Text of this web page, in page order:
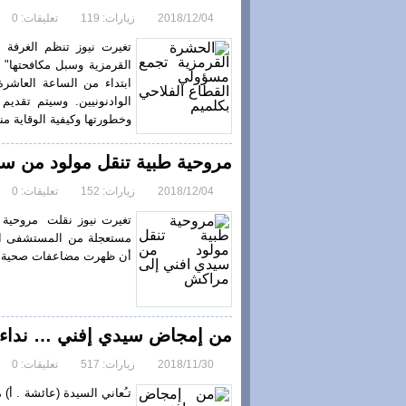
2018/12/04 زيارات: 119 تعليقات: 0
تغيرت نيوز تنظم
ابتداء من الساعة
الوادنونيين. وسيتم
وخطورتها وكيفية الوقاية
مروحية طبية تنقل مولود من
2018/12/04 زيارات: 152 تعليقات: 0
مستعجلة من المستشفى
أن ظهرت مضاعفات صحية
من إمجاض سيدي إفني … نداء من أم لـ 03 أطفال إلى
2018/11/30 زيارات: 517 تعليقات: 0